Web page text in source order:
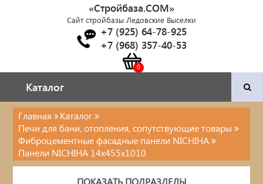
«Стройбаза.COM»
Сайт стройбазы Ледовские Выселки
+7 (925) 64-78-925
+7 (968) 357-40-53
Каталог
Каталог
Двери и фурнитура
Наша продукция
Главная
Каталог
Печи для бани, отопления, сопутствующие товары
Фиброцементные фасадные панели NICHIHA
Панели NICHIHA 14х455х1010
ПОКАЗАТЬ ПОДРАЗДЕЛЫ